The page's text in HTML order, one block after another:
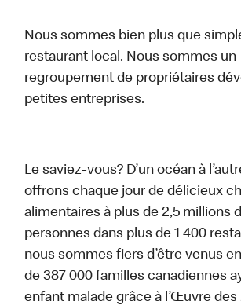
Nous sommes bien plus que
restaurant local. Nous sommes un
regroupement de propriétaires
petites entreprises.
Le saviez-vous? D’un océan à
offrons chaque jour de délicieux
alimentaires à plus de 2,5 millions
personnes dans plus de 1 400
nous sommes fiers d’être venus
de 387 000 familles canadiennes
enfant malade grâce à l’Œuvre des